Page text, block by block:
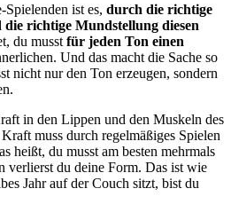
ist es, durch die richtige
richtige Mundstellung diesen
du musst für jeden Ton einen
Und das macht die Sache so
nicht nur den Ton erzeugen, sondern
in den Lippen und den Muskeln des
muss durch regelmäßiges Spielen
heißt, du musst am besten mehrmals
verlierst du deine Form. Das ist wie
Jahr auf der Couch sitzt, bist du